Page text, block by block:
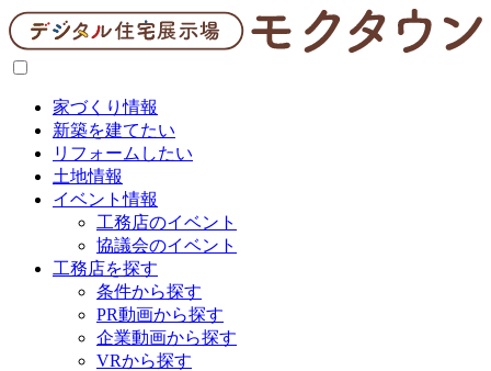
家づくり情報
新築を建てたい
リフォームしたい
土地情報
イベント情報
工務店のイベント
協議会のイベント
工務店を探す
条件から探す
PR動画から探す
企業動画から探す
VRから探す